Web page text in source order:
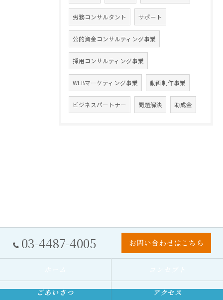
労務コンサルタント サポート
公的資金コンサルティング事業
採用コンサルティング事業
WEBマーケティング事業 動画制作事業
ビジネスパートナー 問題解決 助成金
03-4487-4005 お問い合わせはこちら
ごあいさつ アクセス